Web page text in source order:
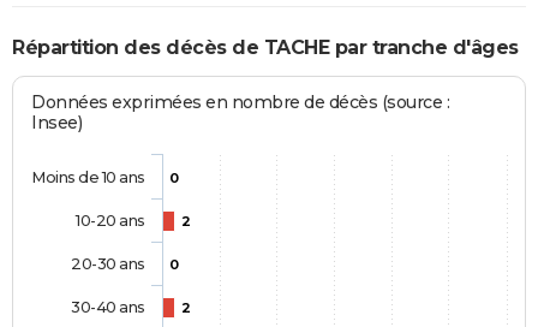
Répartition des décès de TACHE par tranche d'âges
Données exprimées en nombre de décès (source :
Insee)
0
2
0
2
Moins de 10 ans
10-20 ans
20-30 ans
30-40 ans